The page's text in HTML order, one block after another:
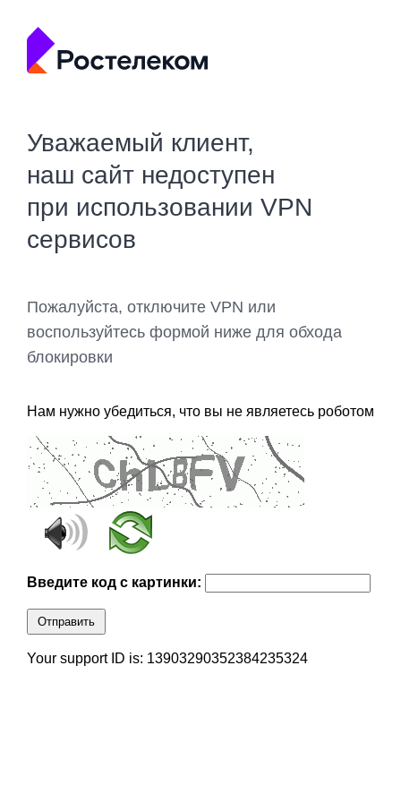
Уважаемый клиент,
наш сайт недоступен
при использовании VPN
сервисов
Пожалуйста, отключите VPN или
воспользуйтесь формой ниже для обхода
блокировки
Нам нужно убедиться, что вы не являетесь роботом
Введите код с картинки:
Отправить
Your support ID is: 13903290352384235324